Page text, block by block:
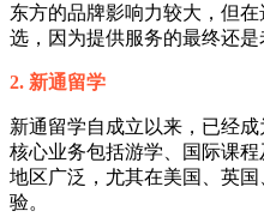
东方的品牌影响力较大，但
选，因为提供服务的最终还是
2. 新通留学
新通留学自成立以来，已经
核心业务包括游学、国际课
地区广泛，尤其在美国、英
验。